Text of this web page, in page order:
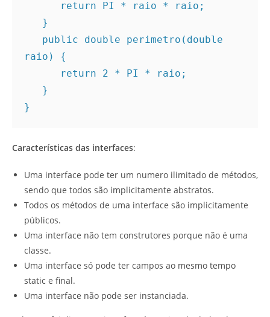
raio) {
}
Características das interfaces:
Uma interface pode ter um numero ilimitado de métodos,
sendo que todos são implicitamente abstratos.
Todos os métodos de uma interface são implicitamente
públicos.
Uma interface não tem construtores porque não é uma
classe.
Uma interface só pode ter campos ao mesmo tempo
static e final.
Uma interface não pode ser instanciada.